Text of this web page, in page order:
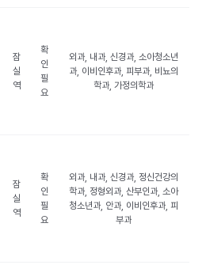
잠
실
역
확
인
필
요
외과, 내과, 신경과, 소아청소년
과, 이비인후과, 피부과, 비뇨의
학과, 가정의학과
잠
실
역
확
인
필
요
외과, 내과, 신경과, 정신건강의
학과, 정형외과, 산부인과, 소아
청소년과, 안과, 이비인후과, 피
부과